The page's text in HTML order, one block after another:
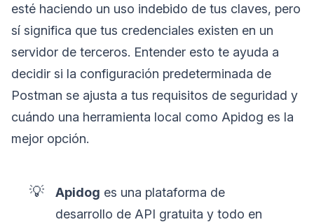
esté haciendo un uso indebido de tus claves, pero
sí significa que tus credenciales existen en un
servidor de terceros. Entender esto te ayuda a
decidir si la configuración predeterminada de
Postman se ajusta a tus requisitos de seguridad y
cuándo una herramienta local como Apidog es la
mejor opción.
💡 Apidog es una plataforma de
desarrollo de API gratuita y todo en